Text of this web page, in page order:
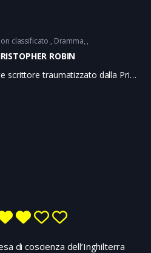
padre sindaco, ai primi passi nel
classificato Dramma
ROBIN
scrittore traumatizzato dalla Prima
trova una rinascita nel rapporto con
storie che scrive per lui ispirandosi
Ma l’improvviso successo
opera mette alla prova la tenuta
di coscienza dell’Inghilterra